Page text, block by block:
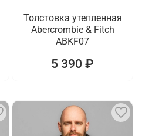
Толстовка утепленная
Abercrombie & Fitch
ABKF07
5 390 ₽